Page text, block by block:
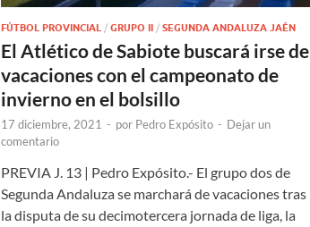
FÚTBOL PROVINCIAL / GRUPO II / SEGUNDA ANDALUZA JAÉN
El Atlético de Sabiote buscará irse de
vacaciones con el campeonato de
invierno en el bolsillo
17 diciembre, 2021 - por Pedro Expósito - Dejar un
comentario
PREVIA J. 13 | Pedro Expósito.- El grupo dos de
Segunda Andaluza se marchará de vacaciones tras
la disputa de su decimotercera jornada de liga, la